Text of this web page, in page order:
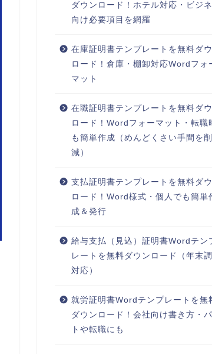
ダウンロード！ホテル対応・ビジ
向け必要項目を網羅
在庫証明書テンプレートを無料ダ
ロード！倉庫・棚卸対応Wordフォ
マット
在職証明書テンプレートを無料ダ
ロード！Wordフォーマット・転職
も簡単作成（めんどくさい手間を削
減）
支払証明書テンプレートを無料ダ
ロード！Word様式・個人でも簡単
成＆発行
給与支払（見込）証明書Wordテン
レートを無料ダウンロード（年末
対応）
就労証明書Wordテンプレートを無
ダウンロード！会社向け書き方・
トや転職にも